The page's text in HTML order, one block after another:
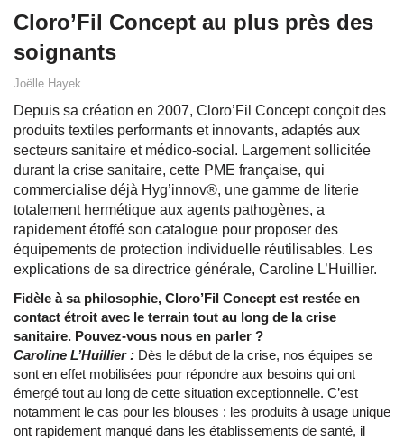
Cloro’Fil Concept au plus près des
soignants
Joëlle Hayek
Depuis sa création en 2007, Cloro’Fil Concept conçoit des
produits textiles performants et innovants, adaptés aux
secteurs sanitaire et médico-social. Largement sollicitée
durant la crise sanitaire, cette PME française, qui
commercialise déjà Hyg’innov®, une gamme de literie
totalement hermétique aux agents pathogènes, a
rapidement étoffé son catalogue pour proposer des
équipements de protection individuelle réutilisables. Les
explications de sa directrice générale, Caroline L’Huillier.
Fidèle à sa philosophie, Cloro’Fil Concept est restée en
contact étroit avec le terrain tout au long de la crise
sanitaire. Pouvez-vous nous en parler ?
Caroline L’Huillier : Dès le début de la crise, nos équipes se
sont en effet mobilisées pour répondre aux besoins qui ont
émergé tout au long de cette situation exceptionnelle. C’est
notamment le cas pour les blouses : les produits à usage unique
ont rapidement manqué dans les établissements de santé, il